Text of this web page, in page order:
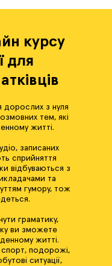
курсу
для
дорослих з нуля
тем, які
житті.
записаних
сприйняття
відбуваються з
та
гумору, тож
граматику,
ви зможете
житті.
спорт, подорожі,
ситуації,